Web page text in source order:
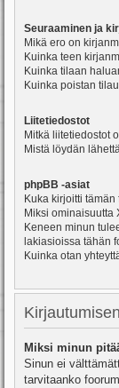
Seuraaminen ja
Mikä ero on
Kuinka teen
Kuinka tilaan
Kuinka poistan
Liitetiedostot
Mitkä liitetiedostot
Mistä löydän
phpBB -asiat
Kuka kirjoitti
Miksi ominaisuutta
Keneen minun
lakiasioissa tähän
Kuinka otan
Miksi minun
Sinun ei
tarvitaanko